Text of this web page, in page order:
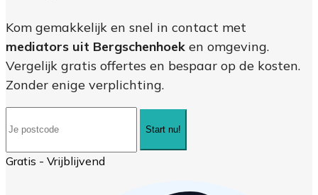
Kom gemakkelijk en snel in contact met
mediators uit Bergschenhoek en omgeving.
Vergelijk gratis offertes en bespaar op de kosten.
Zonder enige verplichting.
Start nu!
Gratis - Vrijblijvend